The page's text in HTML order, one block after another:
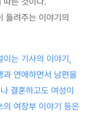
들려주는 이야기의
이는 기사의 이야기,
과 연애하면서 남편을
결혼하고도 여성이
의 여장부 이야기 등은